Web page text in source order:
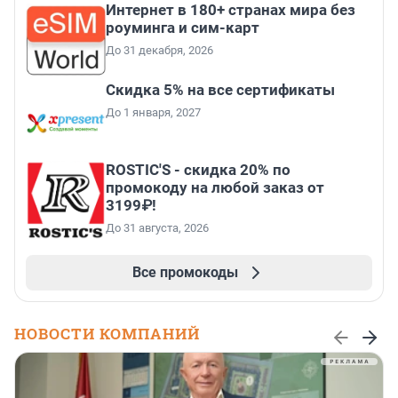
Интернет в 180+ странах мира без
роуминга и сим-карт
До 31 декабря, 2026
Скидка 5% на все сертификаты
До 1 января, 2027
ROSTIC'S - скидка 20% по
промокоду на любой заказ от
3199₽!
До 31 августа, 2026
Все промокоды
НОВОСТИ КОМПАНИЙ